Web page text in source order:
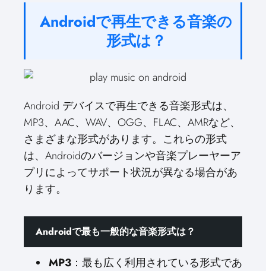
Androidで再生できる音楽の
形式は？
Android デバイスで再生できる音楽形式は、
MP3、AAC、WAV、OGG、FLAC、AMRなど、
さまざまな形式があります。これらの形式
は、Androidのバージョンや音楽プレーヤーア
プリによってサポート状況が異なる場合があ
ります。
Androidで最も一般的な音楽形式は？
MP3 ：最も広く利用されている形式であ